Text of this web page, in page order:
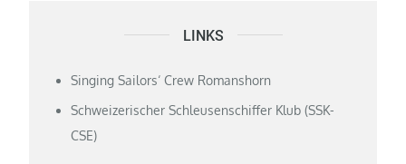
LINKS
Singing Sailors‘ Crew Romanshorn
Schweizerischer Schleusenschiffer Klub (SSK-
CSE)